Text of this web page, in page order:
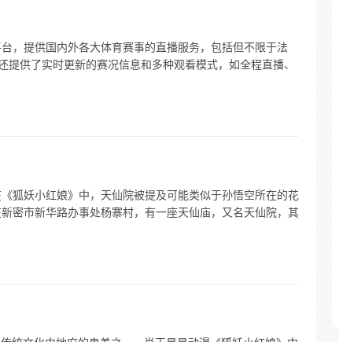
，提供国内外各大体育赛事的直播服务，包括但不限于法
供了实时更新的赛况信息和多种观看模式，如全程直播、
狐妖小红娘》中，天仙院被提及可能类似于孙悟空所在的花
密市新华路办事处杨寨村，有一座天仙庙，又名天仙院，其